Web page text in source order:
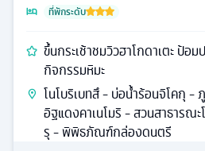
ที่พักระดับ
ขึ้นกระเช้าชมวิวฮาโกดาเตะ ป้อม
กิจกรรมหิมะ
โนโบริเบทสึ - บ่อน้ำร้อนจิโคกุ -
อิฐแดงคาเนโมริ - สวนสาธารณ
รุ - พิพิธภัณฑ์กล่องดนตรี